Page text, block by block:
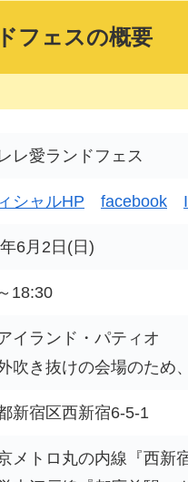
フェスの概要
レ愛ランドフェス
シャルHP facebook
6月2日(日)
18:30
イランド・パティオ
吹き抜けの会場のため
新宿区西新宿6-5-1
メトロ丸の内線『西新